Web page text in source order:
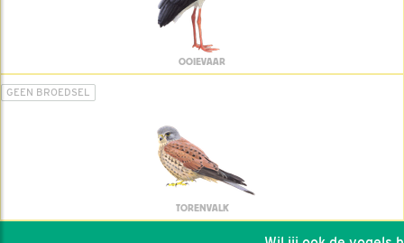
OOIEVAAR
GEEN BROEDSEL
TORENVALK